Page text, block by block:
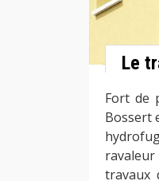
Le
Fort de
Bossert
ravaleur
travaux